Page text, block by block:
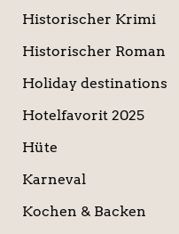
Historischer Krimi
Historischer Roman
Holiday destinations
Hotelfavorit 2025
Hüte
Karneval
Kochen & Backen